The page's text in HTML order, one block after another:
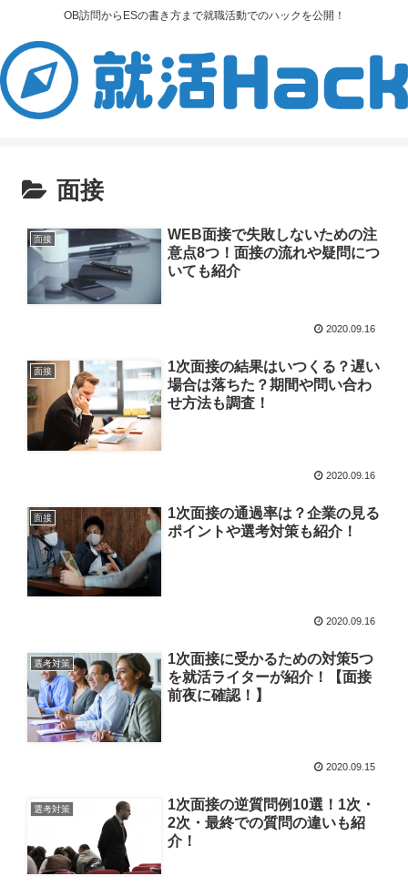
OB訪問からESの書き方まで就職活動でのハックを公開！
面接
面接
WEB面接で失敗しないための注
意点8つ！面接の流れや疑問につ
いても紹介
2020.09.16
面接
1次面接の結果はいつくる？遅い
場合は落ちた？期間や問い合わ
せ方法も調査！
2020.09.16
面接
1次面接の通過率は？企業の見る
ポイントや選考対策も紹介！
2020.09.16
選考対策
1次面接に受かるための対策5つ
を就活ライターが紹介！【面接
前夜に確認！】
2020.09.15
選考対策
1次面接の逆質問例10選！1次・
2次・最終での質問の違いも紹
介！